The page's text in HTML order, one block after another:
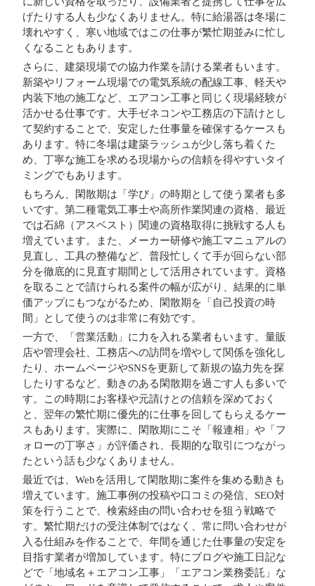
げたりする人も少なくありません。特に給湯器は冬場に
壊れやすく、寒い地域ではこの仕事が繁忙期並みに忙し
くなることもあります。
さらに、建築現場での協力作業を請ける業者もいます。
新築やリフォーム現場での電気系統の配線工事、軽天や
内装下地の施工など、エアコン工事と同じく現場経験が
活かせる仕事です。大手ゼネコンや工務店の下請けとし
て契約することで、安定した仕事量を確保するケースも
あります。特に冬場は建築ラッシュが少し落ち着くた
め、丁寧な施工を求める現場からの信頼を得やすいタイ
ミングでもあります。
もちろん、閑散期は「学び」の時期として使う業者も多
いです。第二種電気工事士や高所作業関連の資格、最近
では石綿（アスベスト）関連の資格取得に挑戦する人も
増えています。また、メーカー研修や施工マニュアルの
見直し、工具の整備など、普段忙しくて手が回らない部
分を徹底的に見直す期間として活用されています。資格
を取ることで請けられる案件の幅が広がり、結果的に単
価アップにもつながるため、閑散期を「自己投資の時
間」として使うのは非常に有効です。
一方で、「営業活動」に力を入れる業者もいます。量販
店や管理会社、工務店への訪問を増やして関係を強化し
たり、ホームページやSNSを更新して新規の協力先を探
したりするなど、動きのある閑散期を過ごす人も多いで
す。この時期にお客様や元請けとの信頼を深めておく
と、翌年の繁忙期に優先的に仕事を回してもらえるケー
スもあります。実際に、閑散期にこそ「報連相」や「フ
ォローの丁寧さ」が評価され、長期的な取引につながっ
たという話も少なくありません。
最近では、Webを活用して閑散期に案件を集める動きも
増えています。施工事例の投稿や口コミの発信、SEO対
策を行うことで、検索経由の問い合わせを狙う戦略で
す。繁忙期だけの受注体制ではなく、常に問い合わせが
入る仕組みを作ることで、年間を通じた仕事量の安定を
目指す業者が増加しています。特にブログや施工日記な
どで「地域名＋エアコン工事」「エアコン業務委託」な